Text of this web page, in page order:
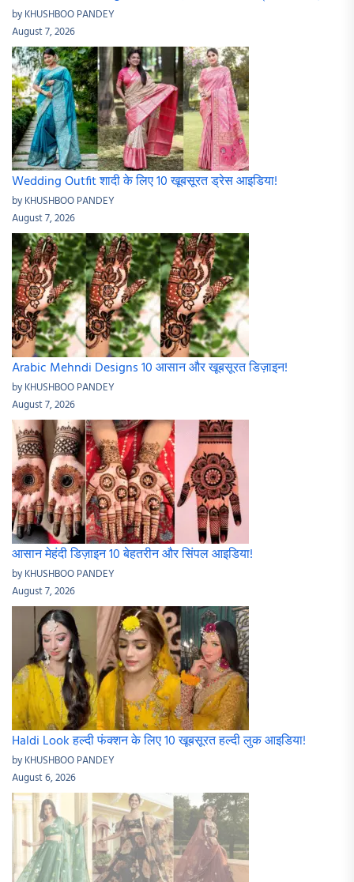
by KHUSHBOO PANDEY
August 7, 2026
Wedding Outfit शादी के लिए 10 खूबसूरत ड्रेस आइडिया!
by KHUSHBOO PANDEY
August 7, 2026
Arabic Mehndi Designs 10 आसान और खूबसूरत डिज़ाइन!
by KHUSHBOO PANDEY
August 7, 2026
आसान मेहंदी डिज़ाइन 10 बेहतरीन और सिंपल आइडिया!
by KHUSHBOO PANDEY
August 7, 2026
Haldi Look हल्दी फंक्शन के लिए 10 खूबसूरत हल्दी लुक आइडिया!
by KHUSHBOO PANDEY
August 6, 2026